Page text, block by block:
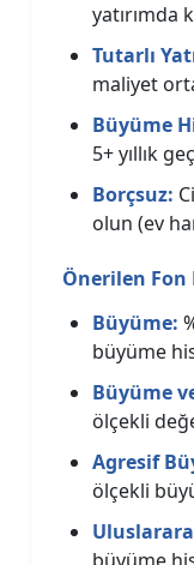
yatırımda
Tutarlı
maliyet
Büyüme
5+ yıllık
Borçsuz:
olun (ev
Önerilen
Büyüme:
büyüme
Büyüme
ölçekli
Agresif
ölçekli